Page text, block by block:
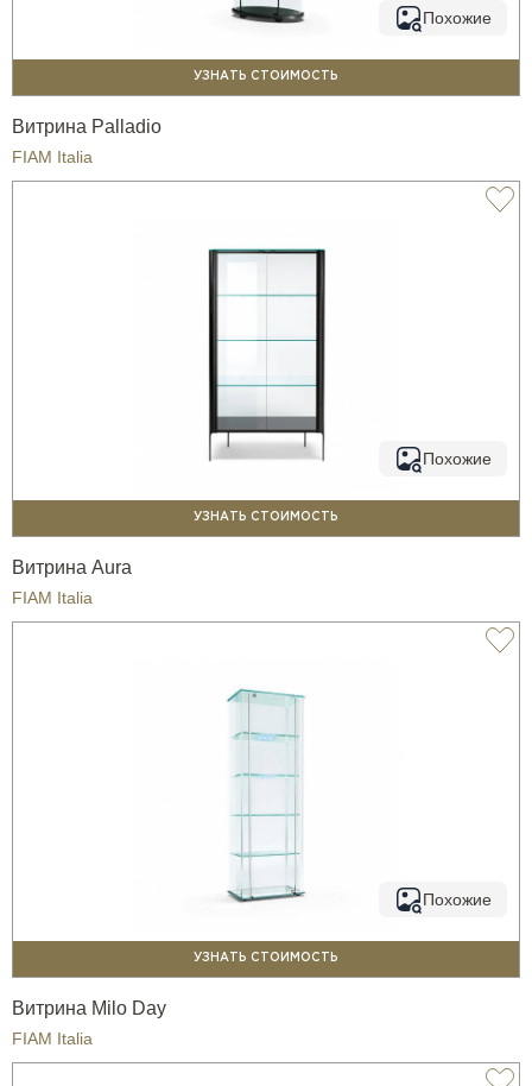
Похожие
УЗНАТЬ СТОИМОСТЬ
Витрина Palladio
FIAM Italia
Похожие
УЗНАТЬ СТОИМОСТЬ
Витрина Aura
FIAM Italia
Похожие
УЗНАТЬ СТОИМОСТЬ
Витрина Milo Day
FIAM Italia